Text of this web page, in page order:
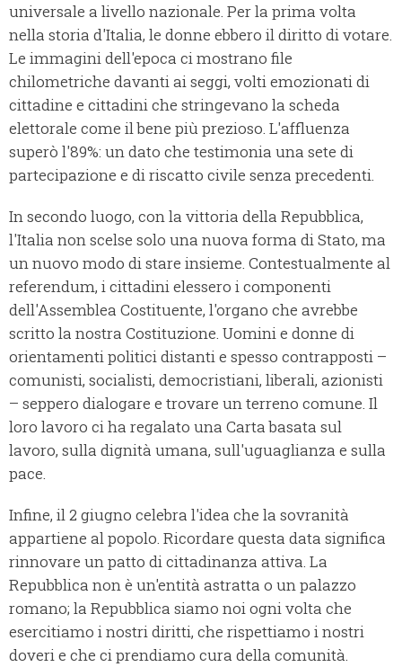
universale a livello nazionale. Per la prima volta
nella storia d'Italia, le donne ebbero il diritto di votare.
Le immagini dell'epoca ci mostrano file
chilometriche davanti ai seggi, volti emozionati di
cittadine e cittadini che stringevano la scheda
elettorale come il bene più prezioso. L'affluenza
superò l'89%: un dato che testimonia una sete di
partecipazione e di riscatto civile senza precedenti.
In secondo luogo, con la vittoria della Repubblica,
l'Italia non scelse solo una nuova forma di Stato, ma
un nuovo modo di stare insieme. Contestualmente al
referendum, i cittadini elessero i componenti
dell'Assemblea Costituente, l'organo che avrebbe
scritto la nostra Costituzione. Uomini e donne di
orientamenti politici distanti e spesso contrapposti –
comunisti, socialisti, democristiani, liberali, azionisti
– seppero dialogare e trovare un terreno comune. Il
loro lavoro ci ha regalato una Carta basata sul
lavoro, sulla dignità umana, sull'uguaglianza e sulla
pace.
Infine, il 2 giugno celebra l'idea che la sovranità
appartiene al popolo. Ricordare questa data significa
rinnovare un patto di cittadinanza attiva. La
Repubblica non è un'entità astratta o un palazzo
romano; la Repubblica siamo noi ogni volta che
esercitiamo i nostri diritti, che rispettiamo i nostri
doveri e che ci prendiamo cura della comunità.